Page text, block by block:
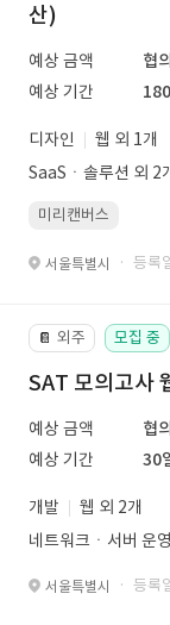
산)
예상 금액
협
예상 기간
디자인
웹 외 1개
SaaSㆍ솔루션 외 2
미리캔버스
서울특별시 · 등록
📔 외주 모집 중
SAT 모의고사
예상 금액
협
예상 기간
30
개발
웹 외 2개
네트워크ㆍ서버 운
서울특별시 · 등록